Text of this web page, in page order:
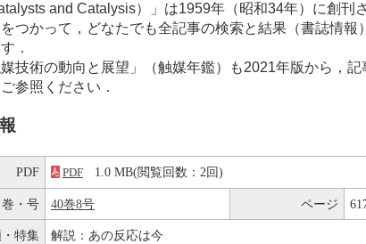
and Catalysis）」は1959年（昭和34年）に創刊
つかって，どなたでも全記事の検索と結果（書誌情
．
技術の動向と展望」（触媒年鑑）も2021年版から，
参照ください．
PDF PDF 1.0 MB(閲覧回数：2回)
巻・号 40巻8号 ページ
特集 解説：あの反応は今